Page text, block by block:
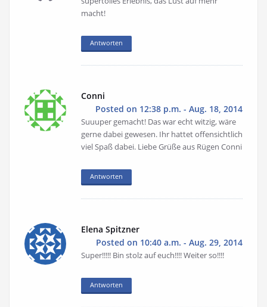
macht!
Antworten
Conni
Posted on 12:38 p.m. - Aug. 18, 2014
Suuuper gemacht! Das war echt witzig, wäre
gerne dabei gewesen. Ihr hattet offensichtlich
viel Spaß dabei. Liebe Grüße aus Rügen Conni
Antworten
Elena Spitzner
Posted on 10:40 a.m. - Aug. 29, 2014
Super!!!!! Bin stolz auf euch!!!! Weiter so!!!!
Antworten